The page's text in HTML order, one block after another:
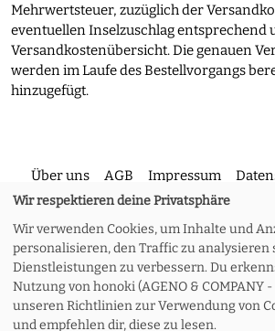
Mehrwertsteuer, zuzüglich der
eventuellen Inselzuschlag entsprechend
Versandkostenübersicht. Die genauen
werden im Laufe des Bestellvorgangs
hinzugefügt.
Über uns AGB Impressum
Kontakt Versand und Rückgabe
Zahlungsoptionen Meine
Wir respektieren deine Privatsphäre
Wir verwenden Cookies, um Inhalte und
personalisieren, den Traffic zu analysieren
Dienstleistungen zu verbessern. Du
Nutzung von honoki (AGENO & COMPANY
unseren Richtlinien zur Verwendung von
und empfehlen dir, diese zu lesen.